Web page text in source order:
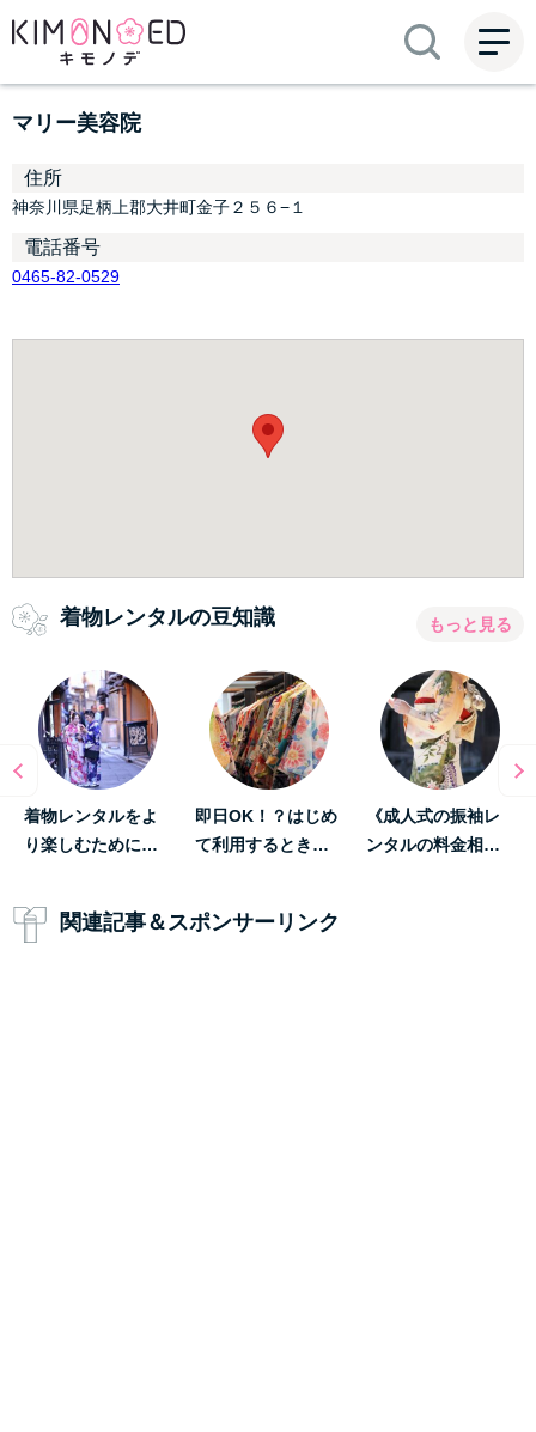
ME
NU
マリー美容院
住所
神奈川県足柄上郡大井町金子２５６−１
電話番号
0465-82-0529
着物レンタルの豆知識 もっと見る
着物レンタルをよ
り楽しむために…
即日OK！？はじめ
て利用するとき…
《成人式の振袖レ
ンタルの料金相…
関連記事＆スポンサーリンク